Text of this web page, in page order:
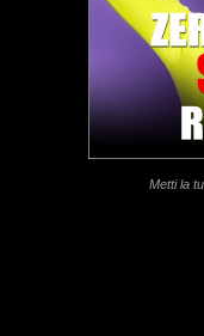
Metti la